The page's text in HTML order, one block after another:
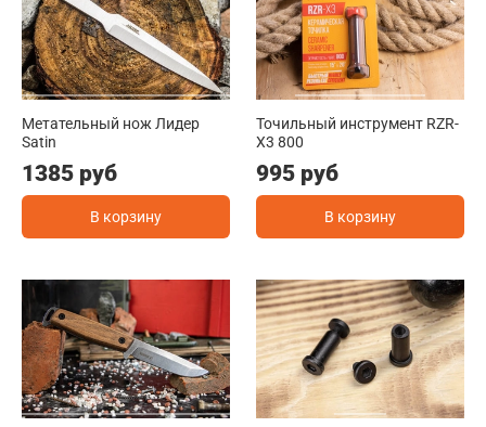
Метательный нож Лидер
Satin
1385 руб
В корзину
Точильный инструмент RZR-
X3 800
995 руб
В корзину